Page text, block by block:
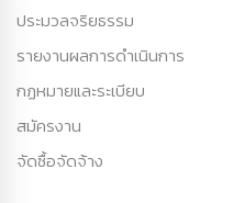
ประมวลจริยธรรม
รายงานผลการดำเนินการ
กฏหมายและระเบียบ
สมัครงาน
จัดซื้อจัดจ้าง